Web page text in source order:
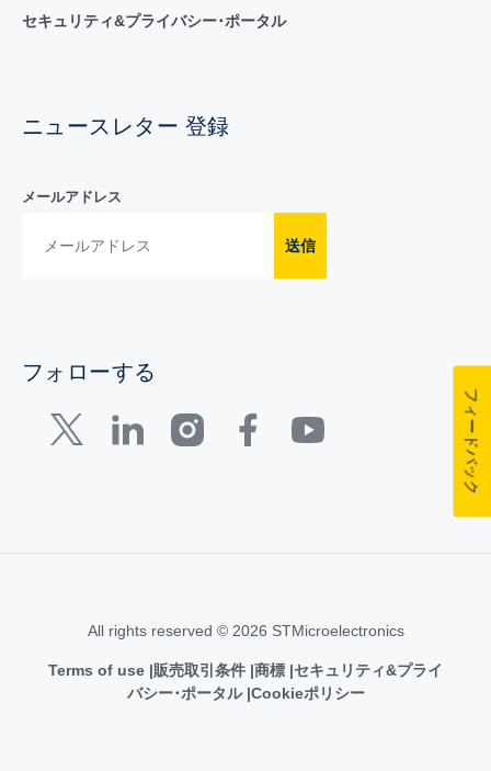
セキュリティ&プライバシー･ポータル
ニュースレター 登録
メールアドレス
送信
フォローする
All rights reserved © 2026 STMicroelectronics
Terms of use 販売取引条件 商標 セキュリティ&プライ
バシー･ポータル Cookieポリシー
フィードバック